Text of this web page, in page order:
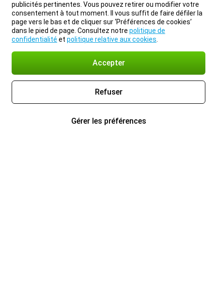
publicités pertinentes. Vous pouvez retirer ou modifier votre
consentement à tout moment. Il vous suffit de faire défiler la
page vers le bas et de cliquer sur ‘Préférences de cookies’
dans le pied de page. Consultez notre politique de
confidentialité et politique relative aux cookies
Accepter
Refuser
Gérer les préférences